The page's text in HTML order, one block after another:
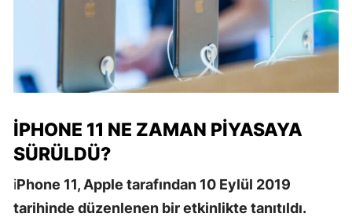
IPHONE 11 NE ZAMAN PIYASAYA
SÜRÜLDÜ?
iPhone 11, Apple tarafından 10 Eylül 2019
tarihinde düzenlenen bir etkinlikte tanıtıldı.